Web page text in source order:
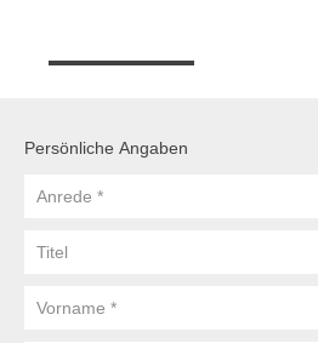
Persönliche Angaben
Anrede
Titel
Vorname